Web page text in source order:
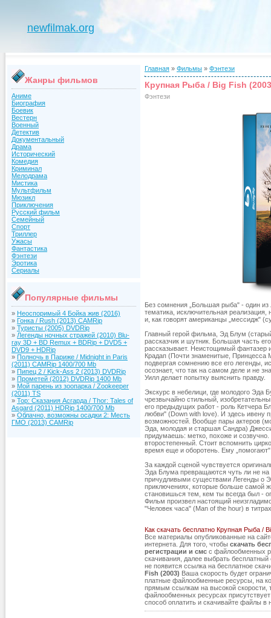
newfilmak.org
Жанры фильмов
Аниме
Биография
Боевик
Вестерн
Военный
Детектив
Документальный
Драма
Исторический
Комедия
Криминал
Мелодрама
Мистика
Мультфильм
Мюзикл
Приключения
Русский фильм
Семейный
Спорт
Триллер
Ужасы
Фантастика
Фэнтези
Эротика
Сериалы
Популярные фильмы
» Неоспоримый 4 Бойка жив (2016)
» Гонка / Rush (2013) CAMRip
» Туристы (2005) DVDRip
» Легенды ночных стражей (2010) Blu-
ray 3D + BD Remux + BDRip + DVD5 +
DVD9 + HDRip
» Полночь в Париже / Midnight in Paris
(2011) CAMRip 1400/700 Mb
» Пипец 2 / Kick-Ass 2 (2013) DVDRip
» Прометей (2012) DVDRip 1400 Mb
» Мой парень из зоопарка / Zookeeper
(2011) TS
» Тор: Сказания Асгарда / Thor: Tales of
Asgard (2011) HDRip 1400/700 Mb
» Облачно, возможны осадки 2: Месть
ГМО (2013) CAMRip
Главная » Фильмы » Фэнтези
Крупная Рыба / Big Fish
Фэнтези
Без сомнения „Большая рыба" - один
тематика, исключительная
и, как говорят американцы „мессидж"
Главный герой фильма, Эд Блум
рассказчик и шутник. Большая часть
рассказывает. Неистощимый фантазер
Крадап (Почти знаменитые, Принцесса
подвергая сомнению все его легенды,
осознает, что так на самом деле и не
Уилл делает попытку выяснить правду.
Экскурс в небелици, где молодого Эда
чрезвычайно стильный,
его предыдущих работ - роль Кетчера
любви" (Down with love). И здесь ивену
возможностей. Вообще пары актеров
Эда, молодая и старшая Сандра)
придумаешь: метко, похоже и созвучно.
второстепенный. Стоит вспомнить
время еще и оборотень. Ему
За каждой сценой чувствуется
Эда Блума превращаются чуть ли не
причудливыми существами Легенды о
приключениях, которые больше самой
становишься тем, кем ты всегда был -
Фильм произвел настоящий
"Человек часа" (Man of the hour) в
Как скачать бесплатно Крупная Рыба /
Все материалы опубликованные на
интернета. Для того, чтобы скачать
регистрации и смс с файлообменных
скачивания, далее выбрать бесплатный
не появится ссылка на бесплатное
Fish (2003) Ваша скорость будет
платные файлообменные ресурсы, на
прямым ссылкам на высокой скорости,
файлообменных ресурсах
способ оплатить и скачивайте файлы в